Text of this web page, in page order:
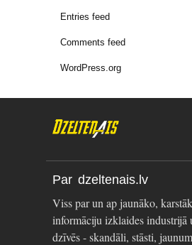
Entries feed
Comments feed
WordPress.org
Par dzeltenais.lv
Viss par un ap jaunāko,
informāciju izklaides industrijā
dzīvēs - skandāli, stāsti,